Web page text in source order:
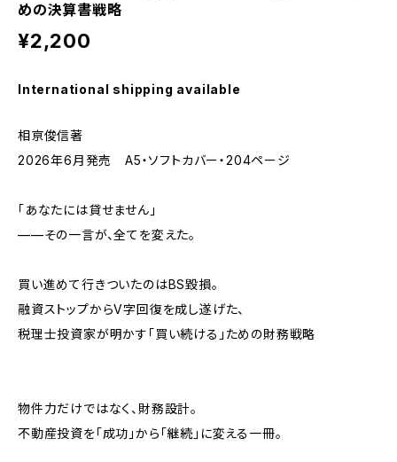
めの決算書戦略
¥2,200
International shipping available
相亰俊信著
2026年6月発売 A5・ソフトカバー・204ページ
「あなたには貸せません」
——その一言が、全てを変えた。
買い進めて行きついたのはBS毀損。
融資ストップからV字回復を成し遂げた、
税理士投資家が明かす「買い続ける」ための財務戦略
物件力だけではなく、財務設計。
不動産投資を「成功」から「継続」に変える一冊。